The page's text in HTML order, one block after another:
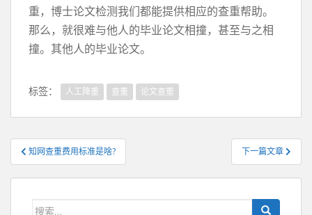
重，博士论文检测我们都能提供相应的查重帮助。
那么，就很难与他人的毕业论文相撞，甚至与之相
撞。其他人的毕业论文。
标签： 人工降重 查重 论文查重
文
章
导
知网查重费用标准是啥? 下一篇文章
搜